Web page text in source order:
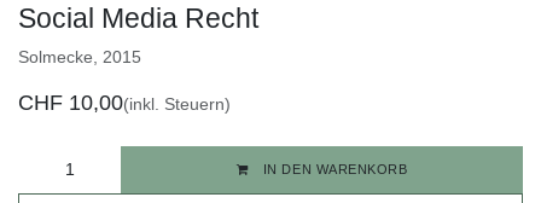
Social Media Recht
Solmecke, 2015
CHF 10,00(inkl. Steuern)
IN DEN WARENKORB